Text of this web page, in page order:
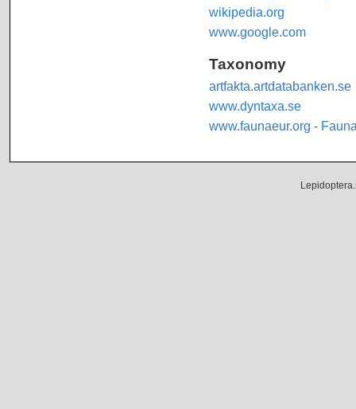
wikipedia.org
www.google.com
Taxonomy
artfakta.artdatabanken.se
www.dyntaxa.se
www.faunaeur.org -